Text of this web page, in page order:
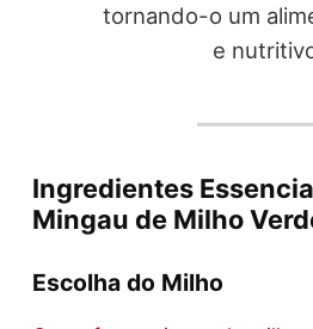
tornando-o um
e
Ingredientes
Mingau de Milho
Escolha do Milho